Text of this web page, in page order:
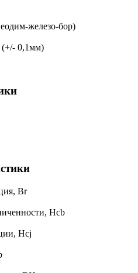
железо-бор)
(+/- 0,1мм)
Br
Hcb
Hcj